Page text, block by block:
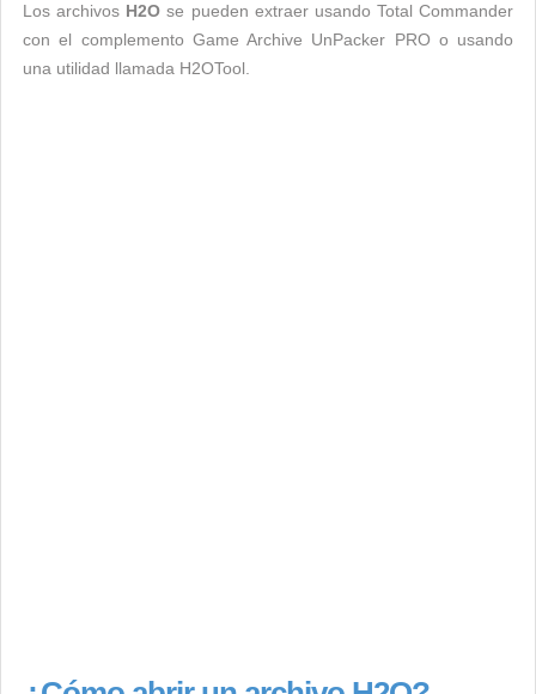
Los archivos H2O se pueden extraer usando Total Commander
con el complemento Game Archive UnPacker PRO o usando
una utilidad llamada H2OTool.